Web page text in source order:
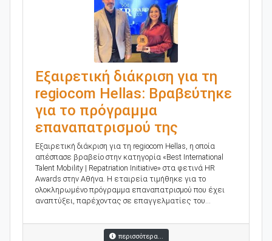
Εξαιρετική διάκριση για τη
regiocom Hellas: Βραβεύτηκε
για το πρόγραμμα
επαναπατρισμού της
Εξαιρετική διάκριση για τη regiocom Hellas, η οποία
απέσπασε βραβείο στην κατηγορία «Best International
Talent Mobility | Repatriation Initiative» στα φετινά HR
Awards στην Αθήνα. Η εταιρεία τιμήθηκε για το
ολοκληρωμένο πρόγραμμα επαναπατρισμού που έχει
αναπτύξει, παρέχοντας σε επαγγελματίες του...
περισσότερα...